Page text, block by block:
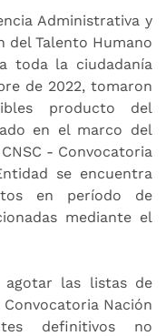
Administrativa y
del Talento Humano
toda la ciudadanía
de 2022, tomaron
producto del
en el marco del
- Convocatoria
se encuentra
en período de
mediante el
las listas de
Nación
definitivos no